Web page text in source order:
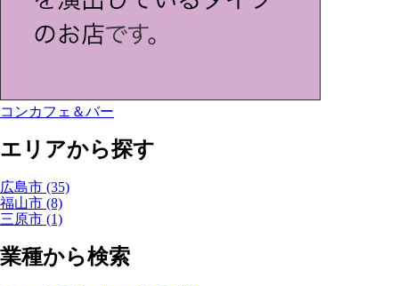
コンカフェ＆バー
エリアから探す
広島市 (35)
福山市 (8)
三原市 (1)
業種から検索